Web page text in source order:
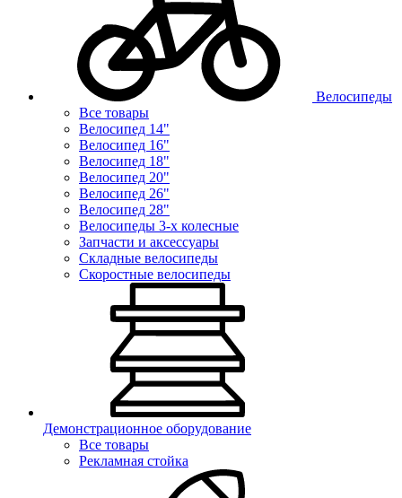
Велосипеды
Все товары
Велосипед 14"
Велосипед 16"
Велосипед 18"
Велосипед 20"
Велосипед 26"
Велосипед 28"
Велосипеды 3-х колесные
Запчасти и аксессуары
Складные велосипеды
Скоростные велосипеды
Демонстрационное оборудование
Все товары
Рекламная стойка